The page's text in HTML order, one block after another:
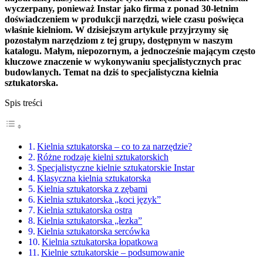
wyczerpany, ponieważ Instar jako firma z ponad 30-letnim
doświadczeniem w produkcji narzędzi, wiele czasu poświęca
właśnie kielniom. W dzisiejszym artykule przyjrzymy się
pozostałym narzędziom z tej grupy, dostępnym w naszym
katalogu. Małym, niepozornym, a jednocześnie mającym często
kluczowe znaczenie w wykonywaniu specjalistycznych prac
budowlanych. Temat na dziś to specjalistyczna kielnia
sztukatorska.
Spis treści
Kielnia sztukatorska – co to za narzędzie?
Różne rodzaje kielni sztukatorskich
Specjalistyczne kielnie sztukatorskie Instar
Klasyczna kielnia sztukatorska
Kielnia sztukatorska z zębami
Kielnia sztukatorska „koci język”
Kielnia sztukatorska ostra
Kielnia sztukatorska „łezka”
Kielnia sztukatorska sercówka
Kielnia sztukatorska łopatkowa
Kielnie sztukatorskie – podsumowanie